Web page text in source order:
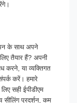
के साथ अपने
तैयार हैं? अपनी
करने, या व्यक्तिगत
करें। हमारे
सही ईपीडीएम
प्रदर्शन, कम